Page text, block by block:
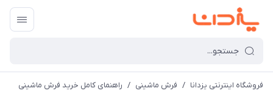
فروشگاه اینترنتی یزدانا / فرش ماشینی / راهنمای کامل خرید فرش ماشینی